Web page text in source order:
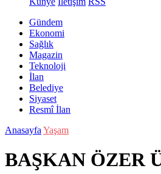
Gündem
Ekonomi
Sağlık
Magazin
Teknoloji
İlan
Belediye
Siyaset
Resmî İlan
Anasayfa Yaşam
BAŞKAN ÖZER